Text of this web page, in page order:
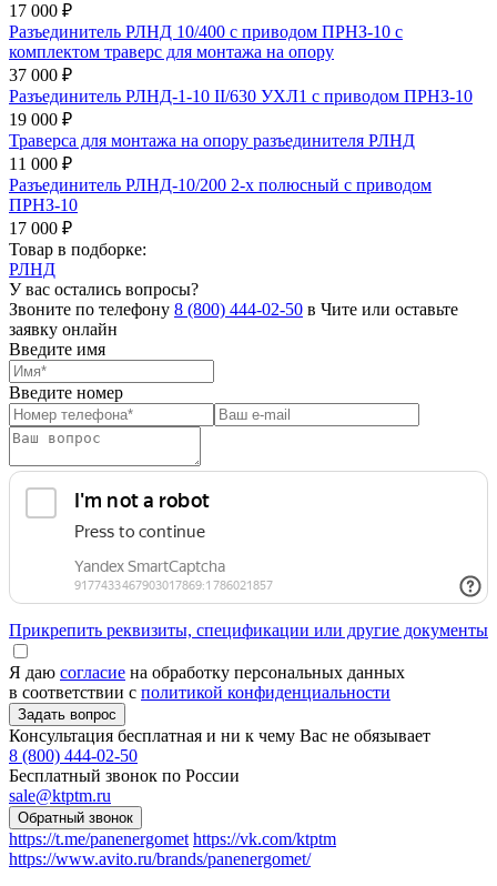
17 000 ₽
Разъединитель РЛНД 10/400 с приводом ПРНЗ-10 с
комплектом траверс для монтажа на опору
37 000 ₽
Разъединитель РЛНД-1-10 II/630 УХЛ1 с приводом ПРНЗ-10
19 000 ₽
Траверса для монтажа на опору разъединителя РЛНД
11 000 ₽
Разъединитель РЛНД-10/200 2-х полюсный с приводом
ПРНЗ-10
17 000 ₽
Товар в подборке:
РЛНД
У вас остались вопросы?
Звоните по телефону 8 (800) 444-02-50 в Чите или оставьте
заявку онлайн
Введите имя
Введите номер
Прикрепить реквизиты, спецификации или другие документы
Я даю согласие на обработку персональных данных
в соответствии с политикой конфиденциальности
Консультация бесплатная и ни к чему Вас не обязывает
8 (800) 444-02-50
Бесплатный звонок по России
sale@ktptm.ru
https://t.me/panenergomet https://vk.com/ktptm
https://www.avito.ru/brands/panenergomet/